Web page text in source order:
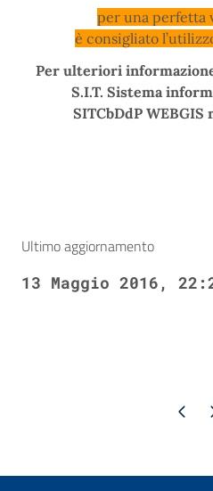
per una perfetta
è consigliato
Per ulteriori
S.I.T. Sistema
SITCbDdP
Ultimo aggiornamento
13 Maggio 2016,
Pagina Pagina